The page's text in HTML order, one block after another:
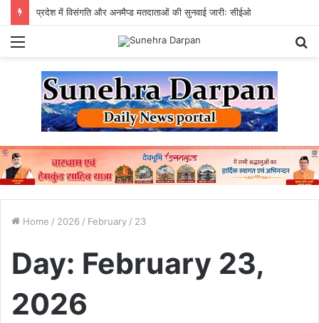
प्रदेश में विसंगति और अनमैप्ड मतदाताओं की सुनवाई जारीः सीईओ
Menu
Home / 2026 / February / 23
Day: February 23,
2026